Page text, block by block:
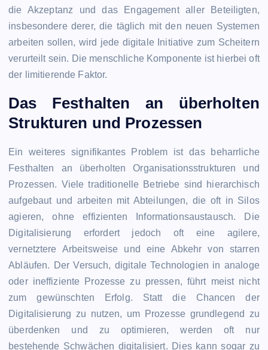
die Akzeptanz und das Engagement aller Beteiligten,
insbesondere derer, die täglich mit den neuen Systemen
arbeiten sollen, wird jede digitale Initiative zum Scheitern
verurteilt sein. Die menschliche Komponente ist hierbei oft
der limitierende Faktor.
Das Festhalten an überholten
Strukturen und Prozessen
Ein weiteres signifikantes Problem ist das beharrliche
Festhalten an überholten Organisationsstrukturen und
Prozessen. Viele traditionelle Betriebe sind hierarchisch
aufgebaut und arbeiten mit Abteilungen, die oft in Silos
agieren, ohne effizienten Informationsaustausch. Die
Digitalisierung erfordert jedoch oft eine agilere,
vernetztere Arbeitsweise und eine Abkehr von starren
Abläufen. Der Versuch, digitale Technologien in analoge
oder ineffiziente Prozesse zu pressen, führt meist nicht
zum gewünschten Erfolg. Statt die Chancen der
Digitalisierung zu nutzen, um Prozesse grundlegend zu
überdenken und zu optimieren, werden oft nur
bestehende Schwächen digitalisiert. Dies kann sogar zu